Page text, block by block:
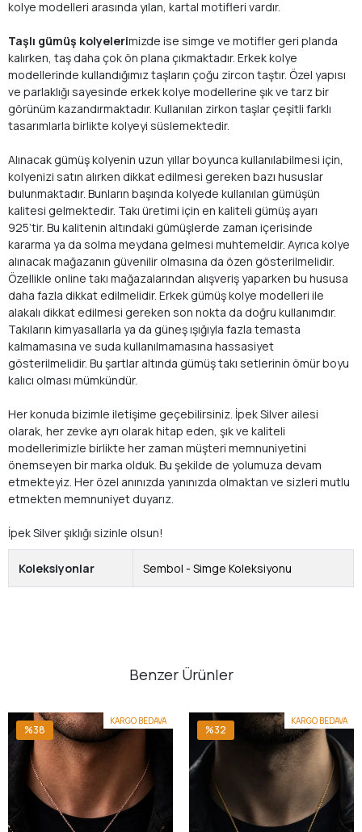
kolye modelleri arasında yılan, kartal motifleri vardır.
Taşlı gümüş kolyelerimizde ise simge ve motifler geri planda
kalırken, taş daha çok ön plana çıkmaktadır. Erkek kolye
modellerinde kullandığımız taşların çoğu zircon taştır. Özel yapısı
ve parlaklığı sayesinde erkek kolye modellerine şık ve tarz bir
görünüm kazandırmaktadır. Kullanılan zirkon taşlar çeşitli farklı
tasarımlarla birlikte kolyeyi süslemektedir.
Alınacak gümüş kolyenin uzun yıllar boyunca kullanılabilmesi için,
kolyenizi satın alırken dikkat edilmesi gereken bazı hususlar
bulunmaktadır. Bunların başında kolyede kullanılan gümüşün
kalitesi gelmektedir. Takı üretimi için en kaliteli gümüş ayarı
925’tir. Bu kalitenin altındaki gümüşlerde zaman içerisinde
kararma ya da solma meydana gelmesi muhtemeldir. Ayrıca kolye
alınacak mağazanın güvenilir olmasına da özen gösterilmelidir.
Özellikle online takı mağazalarından alışveriş yaparken bu hususa
daha fazla dikkat edilmelidir. Erkek gümüş kolye modelleri ile
alakalı dikkat edilmesi gereken son nokta da doğru kullanımdır.
Takıların kimyasallarla ya da güneş ışığıyla fazla temasta
kalmamasına ve suda kullanılmamasına hassasiyet
gösterilmelidir. Bu şartlar altında gümüş takı setlerinin ömür boyu
kalıcı olması mümkündür.
Her konuda bizimle iletişime geçebilirsiniz. İpek Silver ailesi
olarak, her zevke ayrı olarak hitap eden, şık ve kaliteli
modellerimizle birlikte her zaman müşteri memnuniyetini
önemseyen bir marka olduk. Bu şekilde de yolumuza devam
etmekteyiz. Her özel anınızda yanınızda olmaktan ve sizleri mutlu
etmekten memnuniyet duyarız.
İpek Silver şıklığı sizinle olsun!
Koleksiyonlar Sembol - Simge Koleksiyonu
Benzer Ürünler
KARGO BEDAVA
%38
KARGO BEDAVA
%32